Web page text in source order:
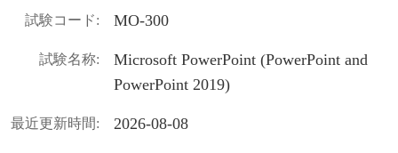
試験コード: MO-300
試験名称:
Microsoft PowerPoint (PowerPoint and
PowerPoint 2019)
最近更新時間: 2026-08-08